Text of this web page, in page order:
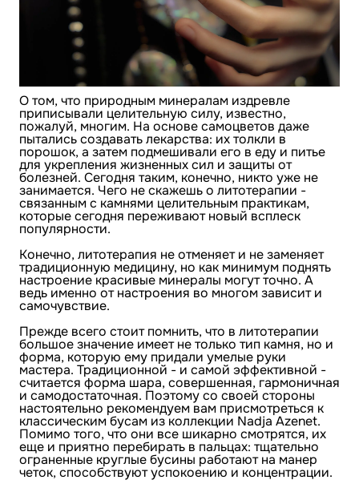
О том, что природным минералам издревле
приписывали целительную силу, известно,
пожалуй, многим. На основе самоцветов даже
пытались создавать лекарства: их толкли в
порошок, а затем подмешивали его в еду и питье
для укрепления жизненных сил и защиты от
болезней. Сегодня таким, конечно, никто уже не
занимается. Чего не скажешь о литотерапии -
связанным с камнями целительным практикам,
которые сегодня переживают новый всплеск
популярности.
Конечно, литотерапия не отменяет и не заменяет
традиционную медицину, но как минимум поднять
настроение красивые минералы могут точно. А
ведь именно от настроения во многом зависит и
самочувствие.
Прежде всего стоит помнить, что в литотерапии
большое значение имеет не только тип камня, но и
форма, которую ему придали умелые руки
мастера. Традиционной - и самой эффективной -
считается форма шара, совершенная, гармоничная
и самодостаточная. Поэтому со своей стороны
настоятельно рекомендуем вам присмотреться к
классическим бусам из коллекции Nadja Azenet.
Помимо того, что они все шикарно смотрятся, их
еще и приятно перебирать в пальцах: тщательно
ограненные круглые бусины работают на манер
четок, способствуют успокоению и концентрации.